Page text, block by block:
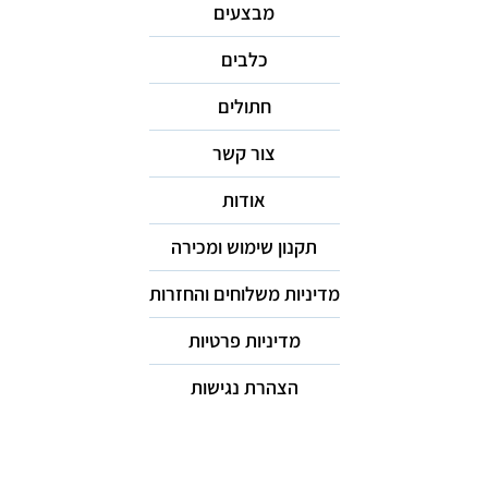
מבצעים
כלבים
חתולים
צור קשר
אודות
תקנון שימוש ומכירה
מדיניות משלוחים והחזרות
מדיניות פרטיות
הצהרת נגישות